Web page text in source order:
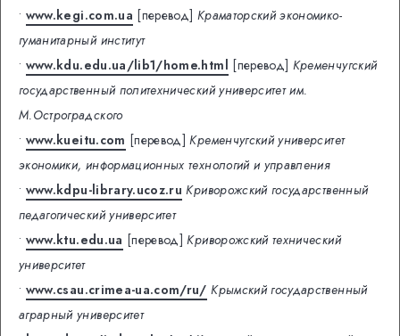
• www.kegi.com.ua [перевод] Краматорский экономико-
гуманитарный институт
• www.kdu.edu.ua/lib1/home.html [перевод] Кременчугский
государственный политехнический университет им.
М.Остроградского
• www.kueitu.com [перевод] Кременчугский университет
экономики, информационных технологий и управления
• www.kdpu-library.ucoz.ru Криворожский государственный
педагогический университет
• www.ktu.edu.ua [перевод] Криворожский технический
университет
• www.csau.crimea-ua.com/ru/ Крымский государственный
аграрный университет